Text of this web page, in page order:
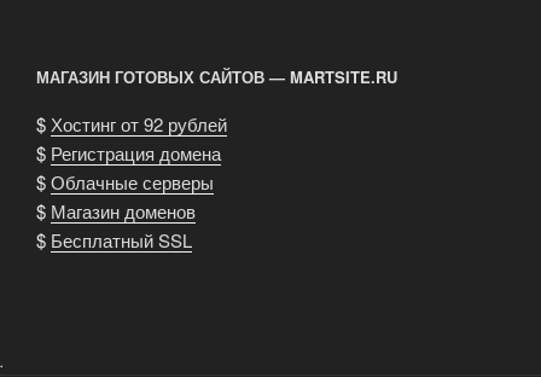
«Formula
1»»
МАГАЗИН ГОТОВЫХ САЙТОВ — MARTSITE.RU
$ Хостинг от 92 рублей
$ Регистрация домена
$Облачные серверы
$ Магазин доменов
$ Бесплатный SSL
.